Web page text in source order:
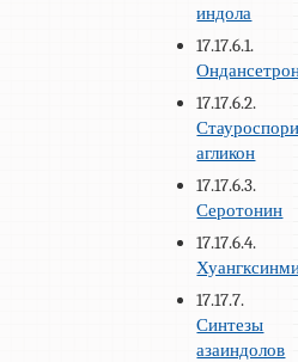
индола
17.17.6.1.
17.17.6.2.
агликон
17.17.6.3.
Серотонин
17.17.6.4.
17.17.7.
Синтезы
азаиндолов